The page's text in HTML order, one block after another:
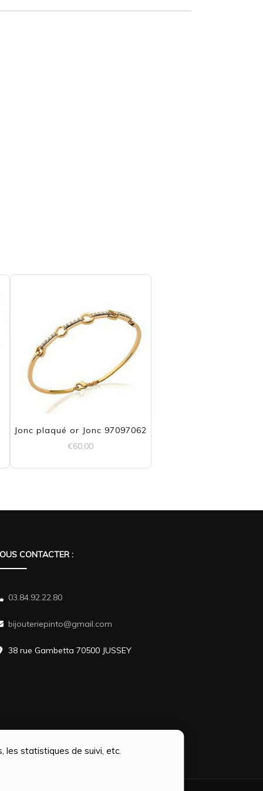
les statistiques de suivi, etc.
Jonc plaqué or Jonc 97097062
€60,00
CONTACTER :
03.84.92.22.80
bijouteriepinto@gmail.com
38 rue Gambetta 70500 JUSSEY